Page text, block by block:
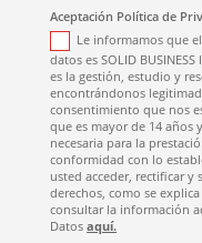
Aceptación Política de
Le informamos que
datos es SOLID
es la gestión, estudio y
encontrándonos
consentimiento que nos
que es mayor de 14 años
necesaria para la
conformidad con lo
usted acceder, rectificar
derechos, como se
consultar la información
Datosaquí.